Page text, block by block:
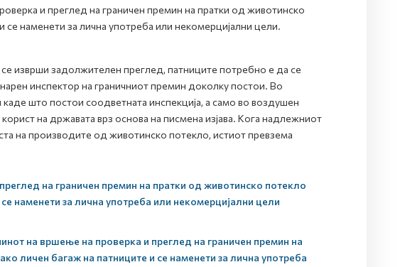
и преглед на граничен премин на пратки од животинско
наменети за лична употреба или некомерцијални цели.
изврши задолжителен преглед, патниците потребно е да се
инспектор на граничниот премин доколку постои. Во
што постои соодветната инспекција, а само во воздушен
на државата врз основа на писмена изјава. Кога надлежниот
на производите од животинско потекло, истиот превзема
на граничен премин на пратки од животинско потекло
наменети за лична употреба или некомерцијални цели
на вршење на проверка и преглед на граничен премин на
личен багаж на патниците и се наменети за лична употреба